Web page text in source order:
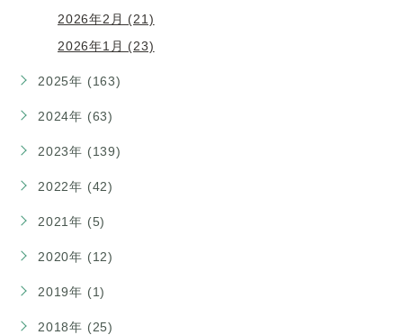
2026年2月 (21)
2026年1月 (23)
2025年 (163)
2024年 (63)
2023年 (139)
2022年 (42)
2021年 (5)
2020年 (12)
2019年 (1)
2018年 (25)